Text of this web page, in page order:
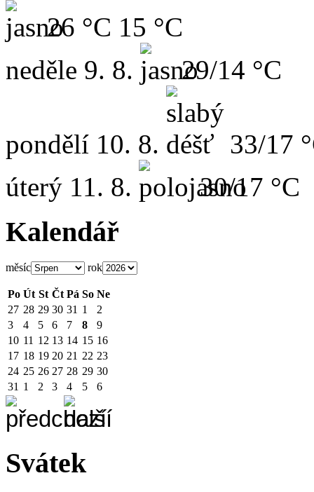
26 °C 15 °C
neděle 9. 8. 29/14 °C
pondělí 10. 8.
33/17
úterý 11. 8. 30/17 °C
Kalendář
měsíc rok
Po Út St Čt Pá So Ne
27 28 29 30 31 1
2
3
4 5 6 7 8
9
10 11 12 13 14 15 16
17 18 19 20 21 22 23
24 25 26 27 28 29 30
31 1 2 3 4 5 6
Svátek